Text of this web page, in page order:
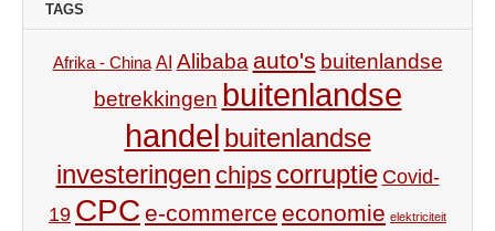
TAGS
Afrika - China AI Alibaba auto's buitenlandse
betrekkingen buitenlandse
handel buitenlandse
investeringen chips corruptie Covid-
19 CPC e-commerce economie elektriciteit